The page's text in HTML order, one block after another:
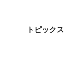
トピックス